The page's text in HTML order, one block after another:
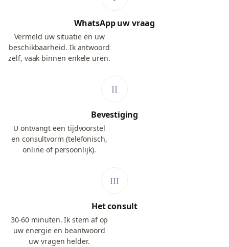
WhatsApp uw vraag
Vermeld uw situatie en uw
beschikbaarheid. Ik antwoord
zelf, vaak binnen enkele uren.
Bevestiging
U ontvangt een tijdvoorstel
en consultvorm (telefonisch,
online of persoonlijk).
Het consult
30-60 minuten. Ik stem af op
uw energie en beantwoord
uw vragen helder.